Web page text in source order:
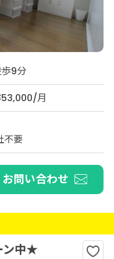
9分
月
不要
お問い合わせ
ン中★